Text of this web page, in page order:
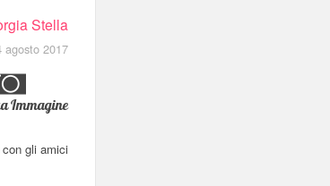
Stella
agosto 2017
Immagine
gli amici